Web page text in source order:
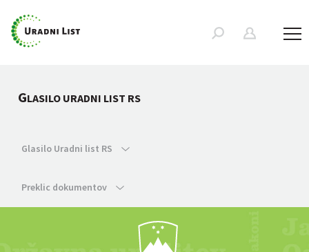
GLASILO URADNI LIST RS
Glasilo Uradni list RS
Preklic dokumentov